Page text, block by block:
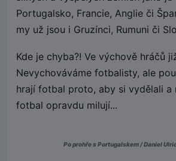
Portugalsko, Francie, Anglie či
my už jsou i Gruzínci, Rumuni či
Kde je chyba?! Ve výchově hráčů
Nevychováváme fotbalisty, ale
hrají fotbal proto, aby si vydělali a
fotbal opravdu milují...
Po prohře s Portugalskem / Daniel